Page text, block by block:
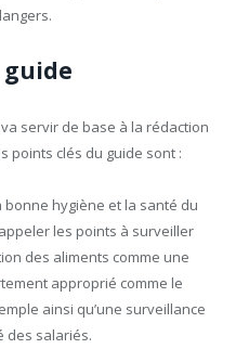
guide
servir de base à la rédaction
points clés du guide sont :
bonne hygiène et la santé du
les points à surveiller
des aliments comme une
approprié comme le
ainsi qu’une surveillance
des salariés.